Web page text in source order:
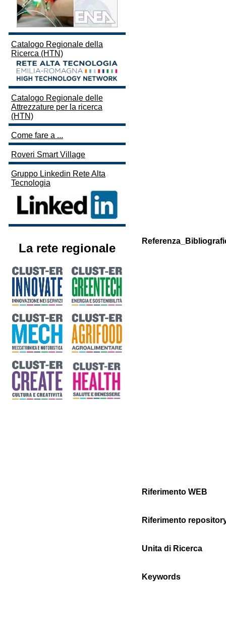
Catalogo Regionale della
Ricerca (HTN)
Catalogo Regionale delle
Attrezzature per la ricerca
(HTN)
Come fare a ...
Roveri Smart Village
Gruppo Linkedin Rete Alta
Tecnologia
La rete regionale
Riferimento WEB
Riferimento
Unita di Ricerca
Keywords